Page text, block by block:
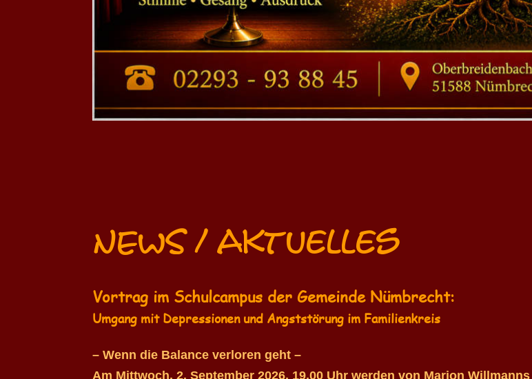
NEWS / Aktuelles
Vortrag im Schulcampus der Gemeinde Nümbrecht:
Umgang mit Depressionen und Angststörung im Familienkreis
– Wenn die Balance verloren geht –
Am Mittwoch, 2. September 2026, 19.00 Uhr werden von Marion Willmanns